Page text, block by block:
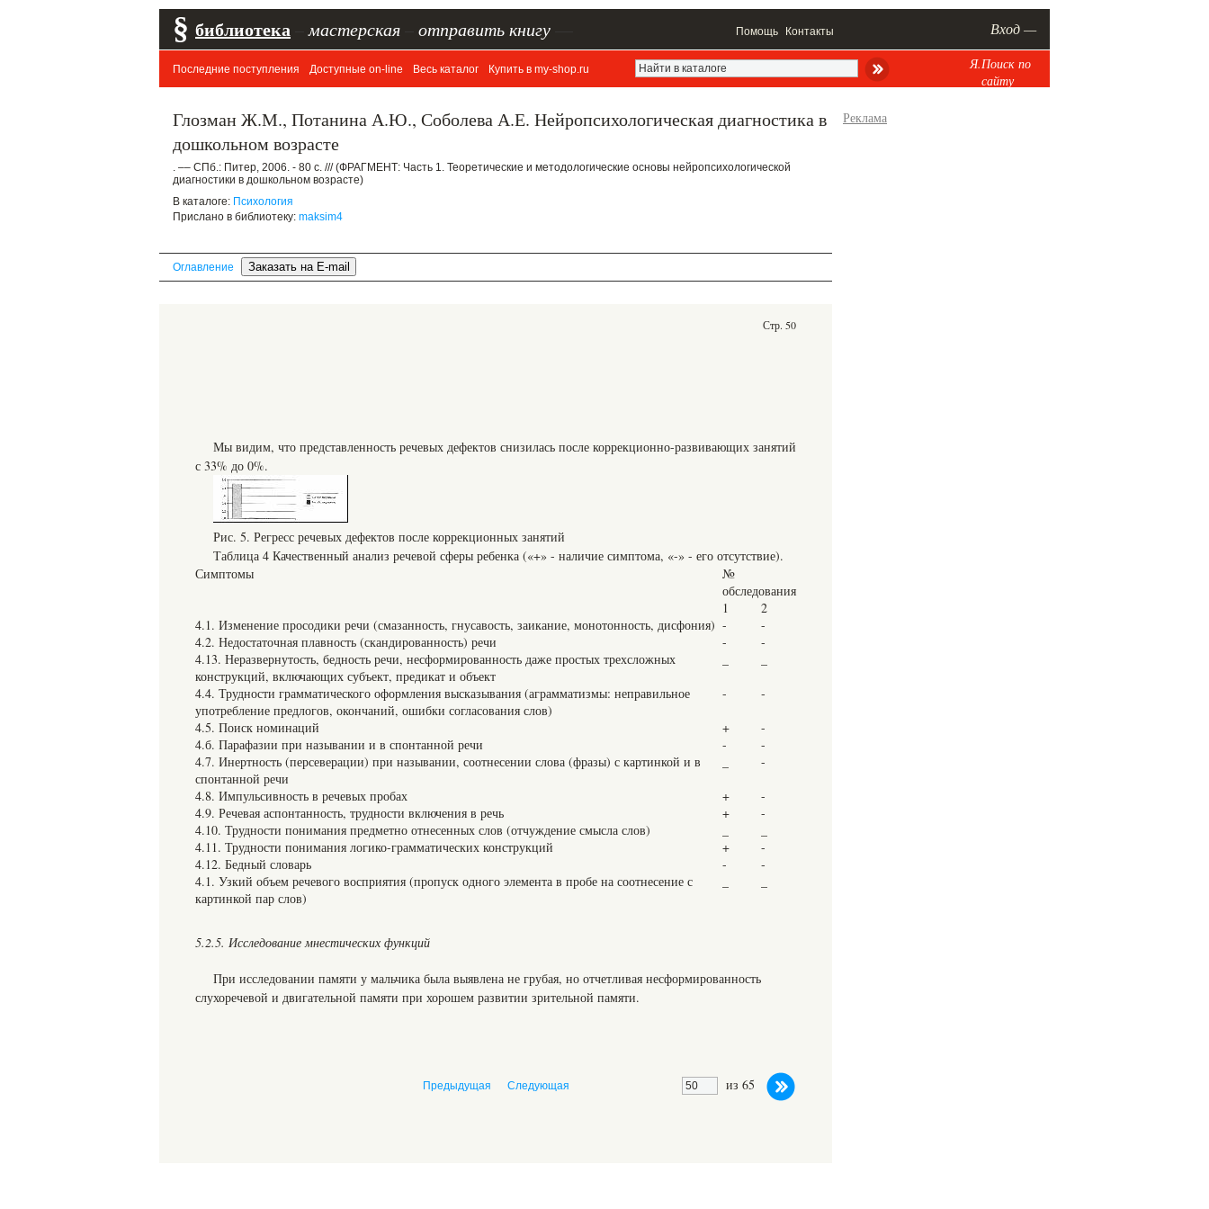
§ библиотека мастерская отправить книгу Помощь Контакты Вход —
Последние поступления Доступные on-line Весь каталог Купить в my-shop.ru
Я.Поиск по
сайту
Глозман Ж.М., Потанина А.Ю., Соболева А.Е. Нейропсихологическая диагностика в
дошкольном возрасте
. –– СПб.: Питер, 2006. - 80 с. /// (ФРАГМЕНТ: Часть 1. Теоретические и методологические основы нейропсихологической
диагностики в дошкольном возрасте)
В каталоге: Психология
Прислано в библиотеку: maksim4
Оглавление
Стр. 50
Мы видим, что представленность речевых дефектов снизилась после коррекционно-развивающих занятий
с 33% до 0%.
Рис. 5. Регресс речевых дефектов после коррекционных занятий
Таблица 4 Качественный анализ речевой сферы ребенка («+» - наличие симптома, «-» - его отсутствие).
Симптомы
№
обследования
1
2
4.1. Изменение просодики речи (смазанность, гнусавость, заикание, монотонность, дисфония) -
-
4.2. Недостаточная плавность (скандированность) речи
-
‑
4.13. Неразвернутость, бедность речи, несформированность даже простых трехсложных
конструкций, включающих субъект, предикат и объект
4.4. Трудности грамматического оформления высказывания (аграмматизмы: неправильное
употребление предлогов, окончаний, ошибки согласования слов)
-
‑
4.5. Поиск номинаций
+
-
4.б. Парафазии при назывании и в спонтанной речи
-
-
4.7. Инертность (персеверации) при назывании, соотнесении слова (фразы) с картинкой и в
спонтанной речи
-
4.8. Импульсивность в речевых пробах
+
-
4.9. Речевая аспонтанность, трудности включения в речь
+
-
4.10. Трудности понимания предметно отнесенных слов (отчуждение смысла слов)
4.11. Трудности понимания логико-грамматических конструкций
+
-
4.12. Бедный словарь
-
‑
4.1. Узкий объем речевого восприятия (пропуск одного элемента в пробе на соотнесение с
картинкой пар слов)
5.2.5. Исследование мнестических функций
При исследовании памяти у мальчика была выявлена не грубая, но отчетливая несформированность
слухоречевой и двигательной памяти при хорошем развитии зрительной памяти.
из 65
Предыдущая Следующая
Реклама